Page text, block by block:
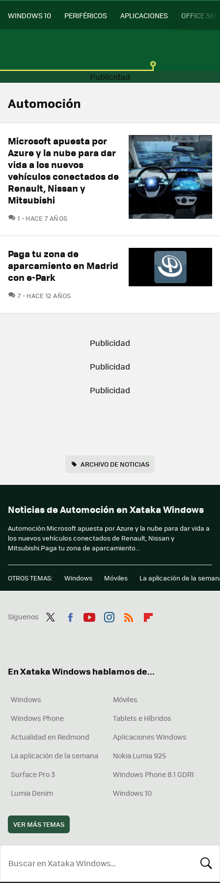
WINDOWS 10 PERIFÉRICOS APLICACIONES OFFICE 365
Automoción
Microsoft apuesta por
Azure y la nube para dar
vida a los nuevos
vehículos conectados de
Renault, Nissan y
Mitsubishi
1 COMENTARIOS
HACE 7 AÑOS
Paga tu zona de
aparcamiento en Madrid
con e-Park
7COMENTARIOS
HACE 12 AÑOS
ARCHIVO DE NOTICIAS
Noticias de Automoción en Xataka Windows
Automoción:Microsoft apuesta por Azure y la nube para dar vida a
los nuevos vehículos conectados de Renault, Nissan y
Mitsubishi.Paga tu zona de aparcamiento...
OTROS TEMAS: Windows Móviles La aplicación de la
Síguenos
En Xataka Windows hablamos de...
Windows
Móviles
Windows Phone
Tablets e Híbridos
Actualidad en Redmond
Aplicaciones Windows
La aplicación de la semana
Nokia Lumia 925
Surface Pro 3
Windows Phone 8.1 GDR1
Lumia Denim
Windows 10
VER MÁS TEMAS